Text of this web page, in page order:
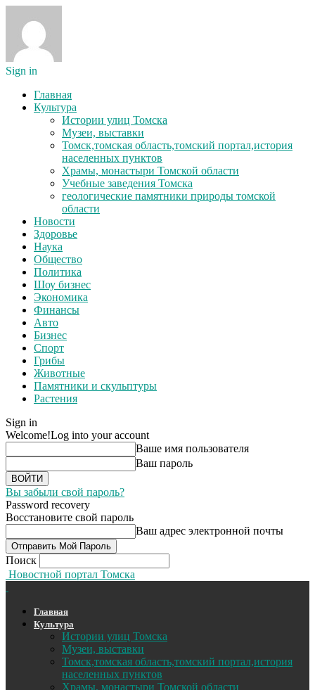
Sign in
Главная
Культура
Истории улиц Томска
Музеи, выставки
Томск,томская область,томский портал,история
населенных пунктов
Храмы, монастыри Томской области
Учебные заведения Томска
геологические памятники природы томской
области
Новости
Здоровье
Наука
Общество
Политика
Шоу бизнес
Экономика
Финансы
Авто
Бизнес
Спорт
Грибы
Животные
Памятники и скульптуры
Растения
Sign in
Welcome!Log into your account
Ваше имя пользователя
Ваш пароль
Вы забыли свой пароль?
Password recovery
Восстановите свой пароль
Ваш адрес электронной почты
Поиск
Новостной портал Томска
Главная
Культура
Истории улиц Томска
Музеи, выставки
Томск,томская область,томский портал,история
населенных пунктов
Храмы, монастыри Томской области